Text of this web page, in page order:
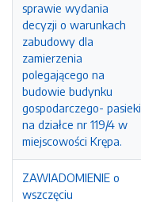
sprawie wydania
decyzji o warunkach
zabudowy dla
zamierzenia
polegającego na
budowie budynku
gospodarczego- pasieki
na działce nr 119/4 w
miejscowości Krępa.
ZAWIADOMIENIE o
wszczęciu